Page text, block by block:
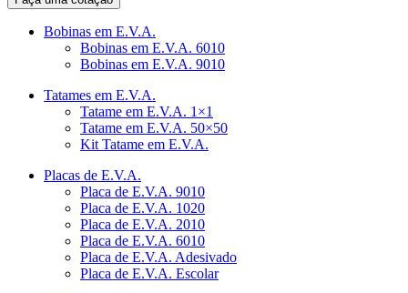
Bobinas em E.V.A.
Bobinas em E.V.A. 6010
Bobinas em E.V.A. 9010
Tatames em E.V.A.
Tatame em E.V.A. 1×1
Tatame em E.V.A. 50×50
Kit Tatame em E.V.A.
Placas de E.V.A.
Placa de E.V.A. 9010
Placa de E.V.A. 1020
Placa de E.V.A. 2010
Placa de E.V.A. 6010
Placa de E.V.A. Adesivado
Placa de E.V.A. Escolar